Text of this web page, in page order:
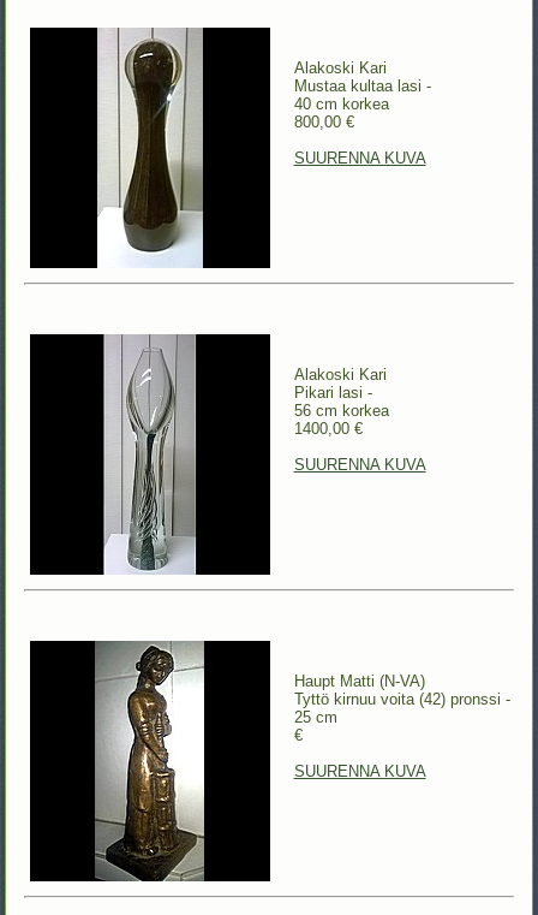
Alakoski Kari
Mustaa kultaa lasi -
40 cm korkea
800,00 €
SUURENNA KUVA
Alakoski Kari
Pikari lasi -
56 cm korkea
1400,00 €
SUURENNA KUVA
Haupt Matti (N-VA)
Tyttö kirnuu voita (42) pronssi -
25 cm
€
SUURENNA KUVA